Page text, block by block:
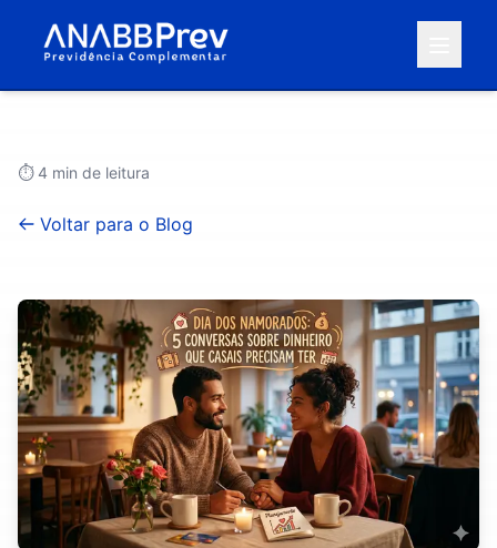
⏱️4 min de leitura
Voltar para o Blog